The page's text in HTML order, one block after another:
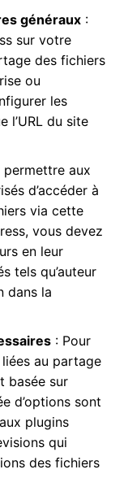
généraux:
sur votre
des fichiers
ou
les
l’URL du site
aux
d’accéder à
via cette
vous devez
en leur
tels qu’auteur
dans la
: Pour
au partage
basée sur
d’options sont
plugins
qui
des fichiers